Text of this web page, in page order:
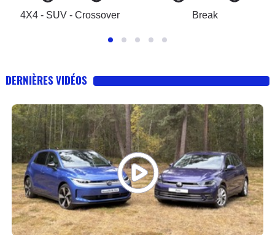
4X4 - SUV - Crossover Break
DERNIÈRES VIDÉOS